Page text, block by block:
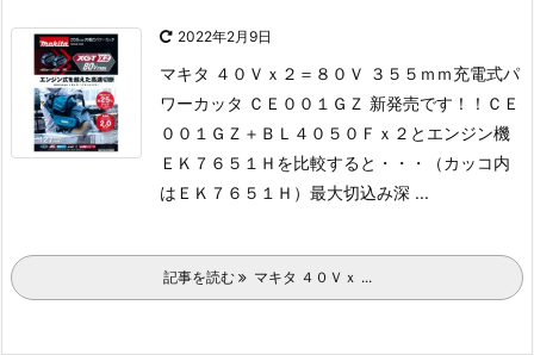
2022年2月9日
マキタ ４０Ｖｘ２＝８０Ｖ ３５５ｍｍ充電式パ
ワーカッタ ＣＥ００１ＧＺ 新発売です！！ ＣＥ
００１ＧＺ＋ＢＬ４０５０Ｆｘ２とエンジン機
ＥＫ７６５１Ｈを比較すると・・・（カッコ内
はＥＫ７６５１Ｈ） 最大切込み深 ...
記事を読む マキタ ４０Ｖｘ ...